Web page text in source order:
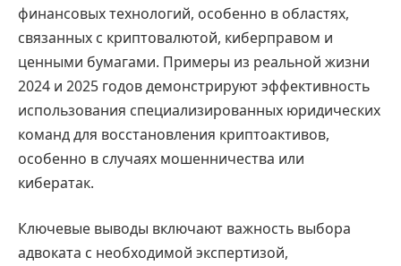
финансовых технологий, особенно в областях,
связанных с криптовалютой, киберправом и
ценными бумагами. Примеры из реальной жизни
2024 и 2025 годов демонстрируют эффективность
использования специализированных юридических
команд для восстановления криптоактивов,
особенно в случаях мошенничества или
кибератак.
Ключевые выводы включают важность выбора
адвоката с необходимой экспертизой,